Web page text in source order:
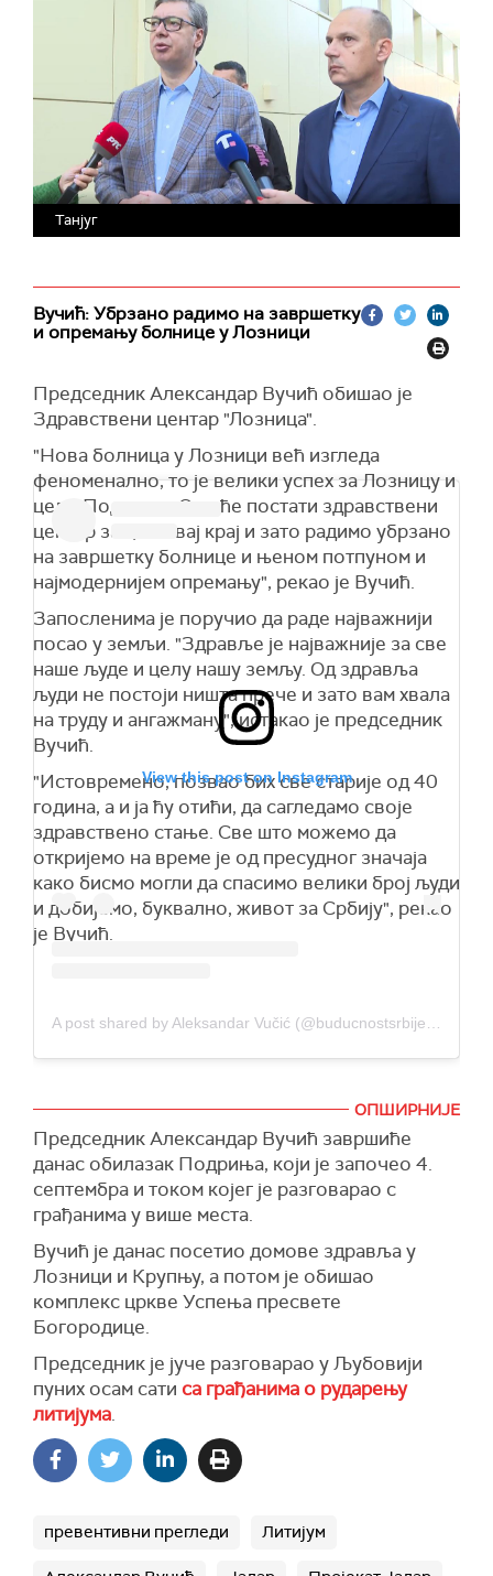
Танјуг
Вучић: Убрзано радимо на завршетку
и опремању болнице у Лозници
Председник Александар Вучић обишао је
Здравствени центар "Лозница".
"Нова болница у Лозници већ изгледа
феноменално, то је велики успех за Лозницу и
цело Подриње. Ово ће постати здравствени
центар за цео овај крај и зато радимо убрзано
на завршетку болнице и њеном потпуном и
најмодернијем опремању", рекао је Вучић.
Запосленима је поручио да раде најважнији
посао у земљи. "Здравље је најважније за све
наше људе и целу нашу земљу. Од здравља
људи не постоји ништа прече и зато вам хвала
на труду и ангажману", истакао је председник
Вучић.
"Истовремено, позвао бих све старије од 40
година, а и ја ћу отићи, да сагледамо своје
здравствено стање. Све што можемо да
откријемо на време је од пресудног значаја
како бисмо могли да спасимо велики број људи
и добијемо, буквално, живот за Србију", рекао
је Вучић.
View this post on Instagram
A post shared by Aleksandar Vučić (@buducnostsrbijeav)
ОПШИРНИЈЕ
Председник Александар Вучић завршиће
данас обилазак Подриња, који је започео 4.
септембра и током којег је разговарао с
грађанима у више места.
Вучић је данас посетио домове здравља у
Лозници и Крупњу, а потом је обишао
комплекс цркве Успења пресвете
Богородице.
Председник је јуче разговарао у Љубовији
пуних осам сати са грађанима о рударењу
литијума.
превентивни прегледи Литијум